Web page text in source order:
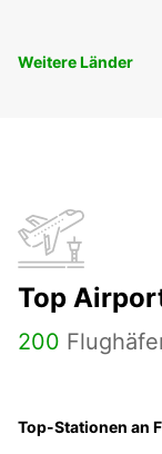
Weitere Länder
Top
200
Top-Stationen an